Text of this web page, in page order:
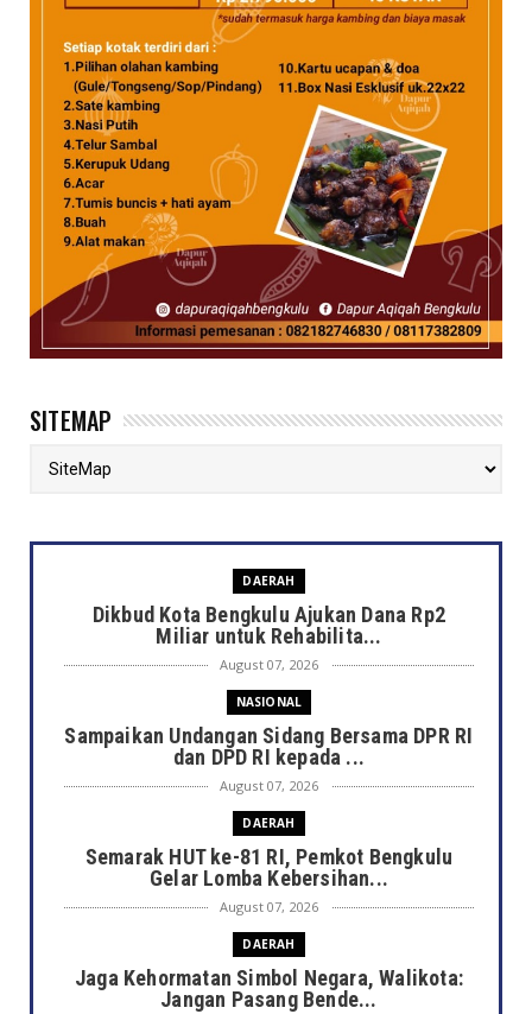
SITEMAP
DAERAH
Dikbud Kota Bengkulu Ajukan Dana Rp2
Miliar untuk Rehabilita...
August 07, 2026
NASIONAL
Sampaikan Undangan Sidang Bersama DPR RI
dan DPD RI kepada ...
August 07, 2026
DAERAH
Semarak HUT ke-81 RI, Pemkot Bengkulu
Gelar Lomba Kebersihan...
August 07, 2026
DAERAH
Jaga Kehormatan Simbol Negara, Walikota:
Jangan Pasang Bende...